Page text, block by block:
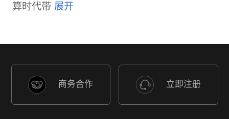
算时代带
商务合作 立即注册